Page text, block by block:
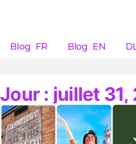
Blog FR Blog EN
Jour : juillet 31,